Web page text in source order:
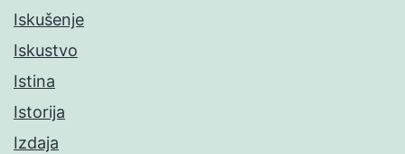
Iskušenje
Iskustvo
Istina
Istorija
Izdaja